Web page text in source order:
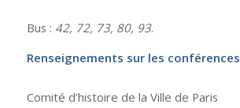
Bus : 42, 72, 73, 80, 93.
Renseignements sur les conférences
Comité d’histoire de la Ville de Paris